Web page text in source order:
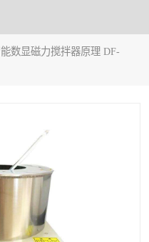
数显磁力搅拌器原理 DF-